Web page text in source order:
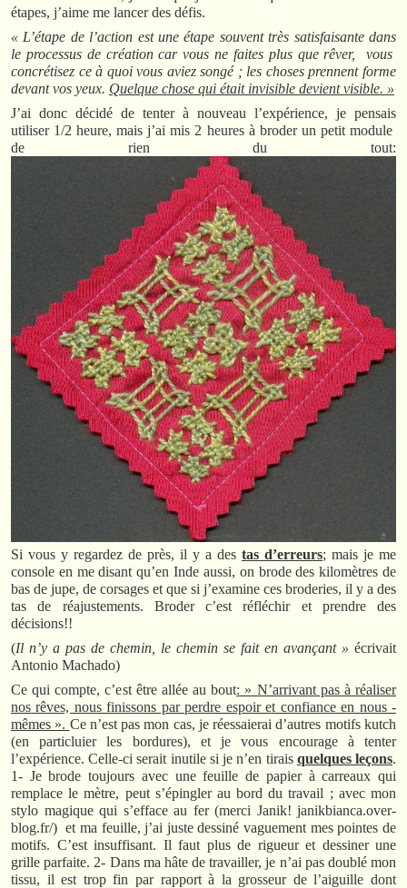
étapes, j’aime me lancer des défis.
« L’étape de l’action est une étape souvent très satisfaisante dans
le processus de création car vous ne faites plus que rêver, vous
concrétisez ce à quoi vous aviez songé ; les choses prennent forme
devant vos yeux. Quelque chose qui était invisible devient visible. »
J’ai donc décidé de tenter à nouveau l’expérience, je pensais
utiliser 1/2 heure, mais j’ai mis 2 heures à broder un petit module
de rien du tout:
Si vous y regardez de près, il y a des tas d’erreurs; mais je me
console en me disant qu’en Inde aussi, on brode des kilomètres de
bas de jupe, de corsages et que si j’examine ces broderies, il y a des
tas de réajustements. Broder c’est réfléchir et prendre des
décisions!!
(Il n’y a pas de chemin, le chemin se fait en avançant » écrivait
Antonio Machado)
Ce qui compte, c’est être allée au bout: » N’arrivant pas à réaliser
nos rêves, nous finissons par perdre espoir et confiance en nous -
mêmes ». Ce n’est pas mon cas, je réessaierai d’autres motifs kutch
(en particluier les bordures), et je vous encourage à tenter
l’expérience. Celle-ci serait inutile si je n’en tirais quelques leçons.
1- Je brode toujours avec une feuille de papier à carreaux qui
remplace le mètre, peut s’épingler au bord du travail ; avec mon
stylo magique qui s’efface au fer (merci Janik! janikbianca.over-
blog.fr/) et ma feuille, j’ai juste dessiné vaguement mes pointes de
motifs. C’est insuffisant. Il faut plus de rigueur et dessiner une
grille parfaite. 2- Dans ma hâte de travailler, je n’ai pas doublé mon
tissu, il est trop fin par rapport à la grosseur de l’aiguille dont